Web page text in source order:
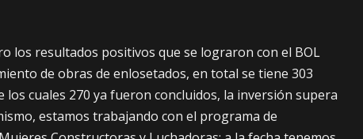
los resultados positivos que se lograron con el BOL
de obras de enlosetados, en total se tiene 303
los cuales 270 ya fueron concluidos, la inversión supera
estamos trabajando con el programa de